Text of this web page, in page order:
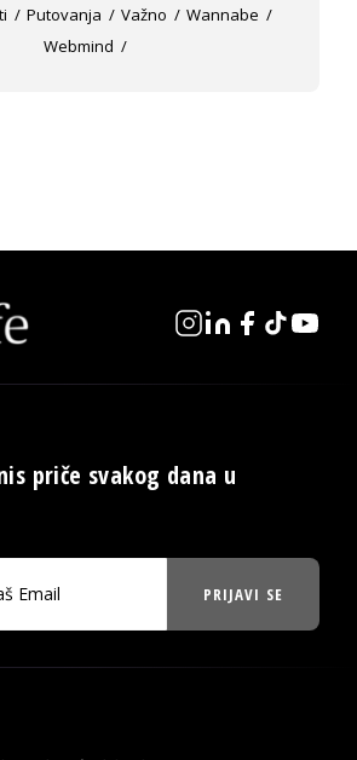
Putovanja Važno
Wannabe
Webmind
priče svakog dana u
PRIJAVI SE